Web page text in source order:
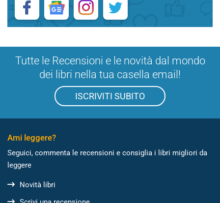
Tutte le Recensioni e le novità dal mondo
dei libri nella tua casella email!
ISCRIVITI SUBITO
Ami leggere?
Seguici, commenta le recensioni e consiglia i libri migliori da
leggere
Novità libri